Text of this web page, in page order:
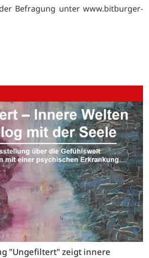
Befragung unter www.bitburger-
"Ungefiltert" zeigt innere